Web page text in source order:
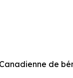
de